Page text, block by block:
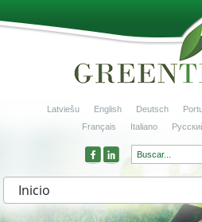
Latviešu English Deutsch
Français
Italiano
Inicio